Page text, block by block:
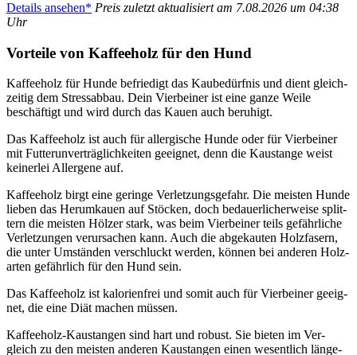
Details anse­hen* Preis zuletzt aktua­li­siert am 7.08.2026 um 04:38
Uhr
Vor­tei­le von Kaf­fee­holz für den Hund
Kaf­fee­holz für Hun­de befrie­digt das Kau­be­dürf­nis und dient gleich­
zei­tig dem Stress­ab­bau. Dein Vier­bei­ner ist eine gan­ze Wei­le
beschäf­tigt und wird durch das Kau­en auch beru­higt.
Das Kaf­fee­holz ist auch für all­er­gi­sche Hun­de oder für Vier­bei­ner
mit Fut­te­r­un­ver­träg­lich­kei­ten geeig­net, denn die Kau­stan­ge weist
kei­ner­lei All­er­ge­ne auf.
Kaf­fee­holz birgt eine gerin­ge Ver­let­zungs­ge­fahr. Die meis­ten Hun­de
lie­ben das Her­um­kau­en auf Stö­cken, doch bedau­er­li­cher­wei­se split­
tern die meis­ten Höl­zer stark, was beim Vier­bei­ner teils gefähr­li­che
Ver­let­zun­gen ver­ur­sa­chen kann. Auch die abge­kau­ten Holz­fa­sern,
die unter Umstän­den ver­schluckt wer­den, kön­nen bei ande­ren Holz­
ar­ten gefähr­lich für den Hund sein.
Das Kaf­fee­holz ist kalo­rien­frei und somit auch für Vier­bei­ner geeig­
net, die eine Diät machen müs­sen.
Kaf­fee­holz-Kaustan­gen sind hart und robust. Sie bie­ten im Ver­
gleich zu den meis­ten ande­ren Kaustan­gen einen wesent­lich län­ge­